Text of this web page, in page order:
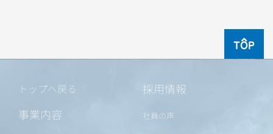
TOP
トップへ戻る
事業内容
採用情報
社員の声